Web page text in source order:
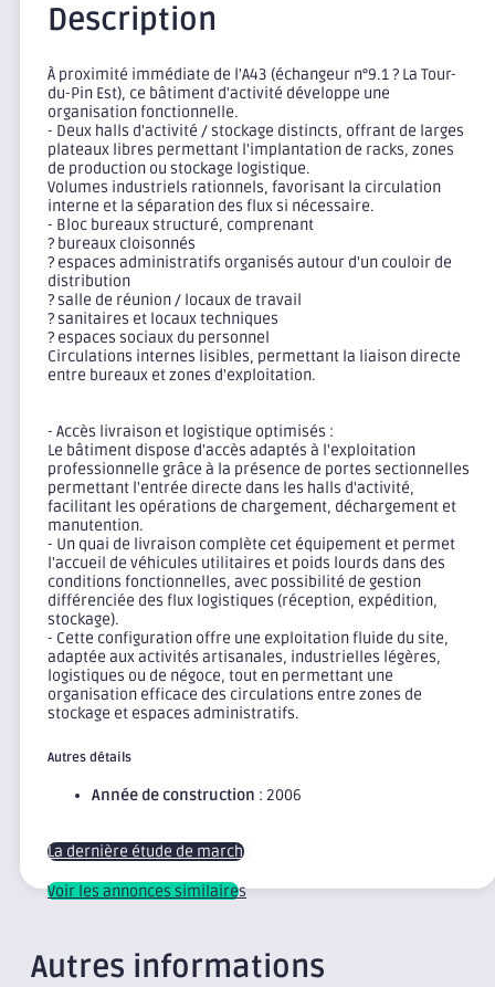
Description
À proximité immédiate de l'A43 (échangeur n°9.1 ? La Tour-
du-Pin Est), ce bâtiment d'activité développe une
organisation fonctionnelle.
- Deux halls d'activité / stockage distincts, offrant de larges
plateaux libres permettant l'implantation de racks, zones
de production ou stockage logistique.
Volumes industriels rationnels, favorisant la circulation
interne et la séparation des flux si nécessaire.
- Bloc bureaux structuré, comprenant
? bureaux cloisonnés
? espaces administratifs organisés autour d'un couloir de
distribution
? salle de réunion / locaux de travail
? sanitaires et locaux techniques
? espaces sociaux du personnel
Circulations internes lisibles, permettant la liaison directe
entre bureaux et zones d'exploitation.
- Accès livraison et logistique optimisés :
Le bâtiment dispose d'accès adaptés à l'exploitation
professionnelle grâce à la présence de portes sectionnelles
permettant l'entrée directe dans les halls d'activité,
facilitant les opérations de chargement, déchargement et
manutention.
- Un quai de livraison complète cet équipement et permet
l'accueil de véhicules utilitaires et poids lourds dans des
conditions fonctionnelles, avec possibilité de gestion
différenciée des flux logistiques (réception, expédition,
stockage).
- Cette configuration offre une exploitation fluide du site,
adaptée aux activités artisanales, industrielles légères,
logistiques ou de négoce, tout en permettant une
organisation efficace des circulations entre zones de
stockage et espaces administratifs.
Autres détails
Année de construction : 2006
La dernière étude de marché
Voir les annonces similaires
Autres informations